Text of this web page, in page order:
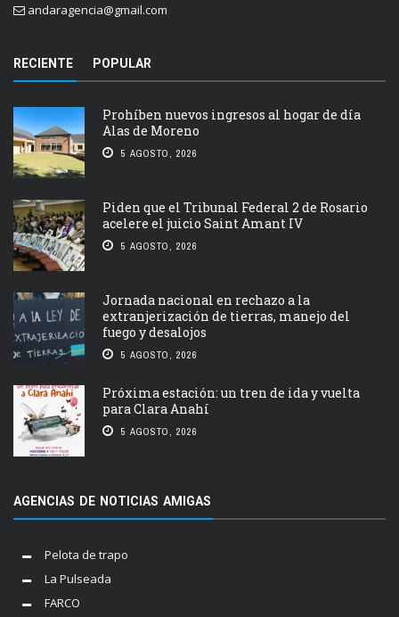
andaragencia@gmail.com
RECIENTE POPULAR
Prohíben nuevos ingresos al hogar de día
Alas de Moreno
5 AGOSTO, 2026
Piden que el Tribunal Federal 2 de Rosario
acelere el juicio Saint Amant IV
5 AGOSTO, 2026
Jornada nacional en rechazo a la
extranjerización de tierras, manejo del
fuego y desalojos
5 AGOSTO, 2026
Próxima estación: un tren de ida y vuelta
para Clara Anahí
5 AGOSTO, 2026
AGENCIAS DE NOTICIAS AMIGAS
Pelota de trapo
La Pulseada
FARCO